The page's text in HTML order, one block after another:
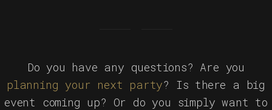
Do you have any questions? Are you
planning your next party? Is there a big
event coming up? Or do you simply want to